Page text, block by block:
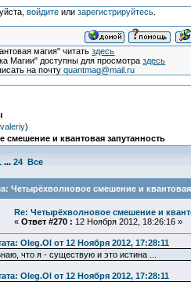
войдитеили зарегистрируйтесь.
магия" читатьздесь
Магии" доступны для просмотраздесь
на почтуquantmag@mail.ru
valeriy)
смешение и квантовая запутанность
... 24 Все
Четырёхволновое смешение и
Re: Четырёхволновое смешение и
« Ответ #270 : 12 Ноября 2012, 18:26:16 »
Oleg.Ol от 12 Ноября 2012, 17:28:11
что я - существую и это истина ...
Oleg.Ol от 12 Ноября 2012, 17:28:11